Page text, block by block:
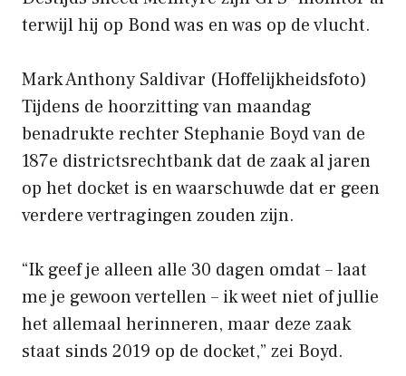
terwijl hij op Bond was en was op de vlucht.
Mark Anthony Saldivar (Hoffelijkheidsfoto)
Tijdens de hoorzitting van maandag
benadrukte rechter Stephanie Boyd van de
187e districtsrechtbank dat de zaak al jaren
op het docket is en waarschuwde dat er geen
verdere vertragingen zouden zijn.
“Ik geef je alleen alle 30 dagen omdat – laat
me je gewoon vertellen – ik weet niet of jullie
het allemaal herinneren, maar deze zaak
staat sinds 2019 op de docket,” zei Boyd.